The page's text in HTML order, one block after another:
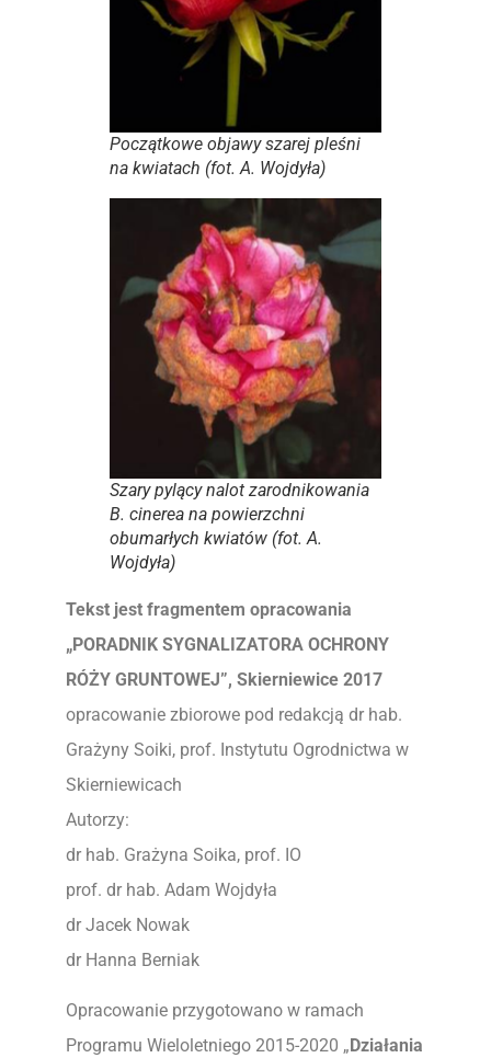
Początkowe objawy szarej pleśni
na kwiatach (fot. A. Wojdyła)
Szary pylący nalot zarodnikowania
B. cinerea na powierzchni
obumarłych kwiatów (fot. A.
Wojdyła)
Tekst jest fragmentem opracowania
„PORADNIK SYGNALIZATORA OCHRONY
RÓŻY GRUNTOWEJ”, Skierniewice 2017
opracowanie zbiorowe pod redakcją dr hab.
Grażyny Soiki, prof. Instytutu Ogrodnictwa w
Skierniewicach
Autorzy:
dr hab. Grażyna Soika, prof. IO
prof. dr hab. Adam Wojdyła
dr Jacek Nowak
dr Hanna Berniak
Opracowanie przygotowano w ramach
Programu Wieloletniego 2015-2020 „Działania